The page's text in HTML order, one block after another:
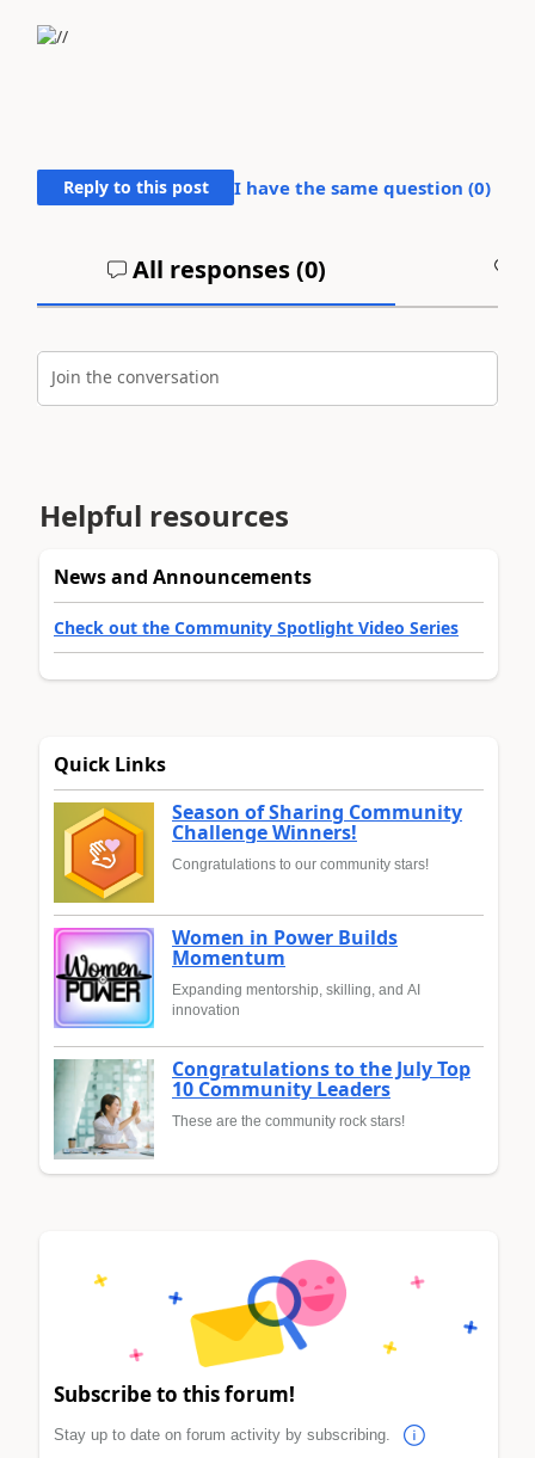
Reply to this post I have the same question (0)
All responses (0)
Join the conversation
Helpful resources
News and Announcements
Check out the Community Spotlight Video Series
Quick Links
Season of Sharing Community
Challenge Winners!
Congratulations to our community stars!
Women in Power Builds
Momentum
Expanding mentorship, skilling, and AI
innovation
Congratulations to the July Top
10 Community Leaders
These are the community rock stars!
Subscribe to this forum!
Stay up to date on forum activity by subscribing.